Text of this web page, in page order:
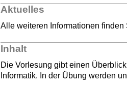
Aktuelles
Alle weiteren Informationen finden
Inhalt
Die Vorlesung gibt einen
Informatik. In der Übung werden